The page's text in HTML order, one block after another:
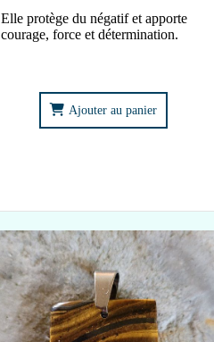
Elle protège du négatif et apporte
courage, force et détermination.
Ajouter au panier